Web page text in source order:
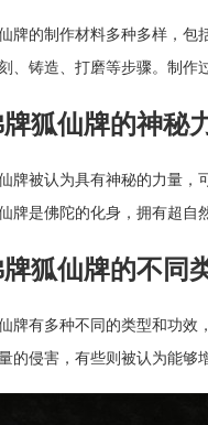
牌的制作材料多种多样，包
、铸造、打磨等步骤。制作
牌狐仙牌的神秘
牌被认为具有神秘的力量，
牌是佛陀的化身，拥有超自
牌狐仙牌的不同
牌有多种不同的类型和功效
的侵害，有些则被认为能够